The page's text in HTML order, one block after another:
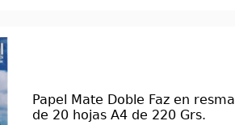
Papel Mate Doble Faz en resma
de 20 hojas A4 de 220 Grs.